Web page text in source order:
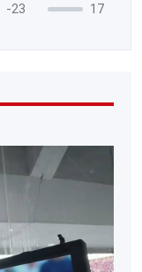
-23 17